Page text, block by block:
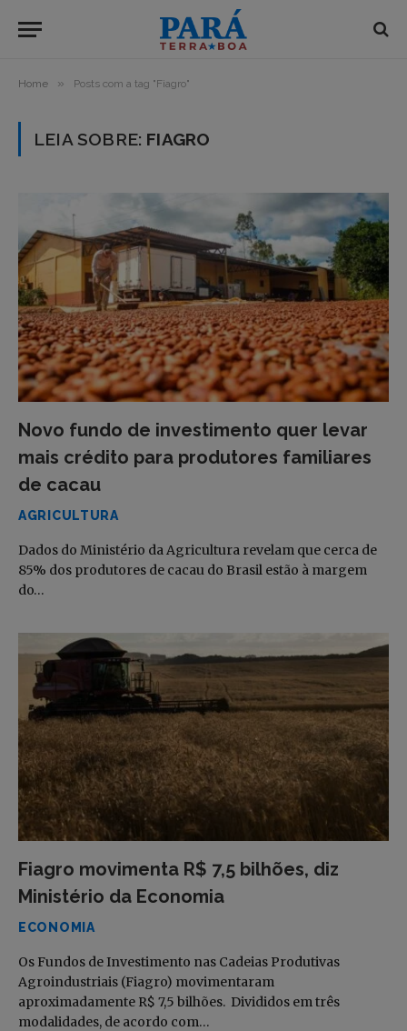
Home » Posts com a tag "Fiagro"
LEIA SOBRE: FIAGRO
Novo fundo de investimento quer levar
mais crédito para produtores familiares
de cacau
AGRICULTURA
Dados do Ministério da Agricultura revelam que cerca de
85% dos produtores de cacau do Brasil estão à margem
do…
Fiagro movimenta R$ 7,5 bilhões, diz
Ministério da Economia
ECONOMIA
Os Fundos de Investimento nas Cadeias Produtivas
Agroindustriais (Fiagro) movimentaram
aproximadamente R$ 7,5 bilhões. Divididos em três
modalidades, de acordo com…